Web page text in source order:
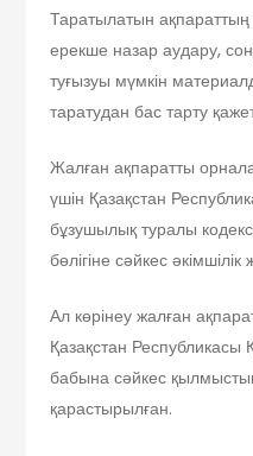
Таратылатын
ерекше назар аудару,
туғызуы мүмкін
таратудан бас тарту
Жалған ақпаратты
үшін Қазақстан
бұзушылық туралы
бөлігіне сәйкес
Ал көрінеу жалған
Қазақстан
бабына сәйкес
қарастырылған.